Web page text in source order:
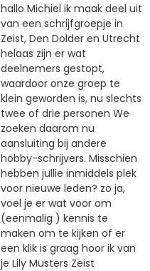
hallo Michiel ik maak deel uit
van een schrijfgroepje in
Zeist, Den Dolder en Utrecht
helaas zijn er wat
deelnemers gestopt,
waardoor onze groep te
klein geworden is, nu slechts
twee of drie personen We
zoeken daarom nu
aansluiting bij andere
hobby-schrijvers. Misschien
hebben jullie inmiddels plek
voor nieuwe leden? zo ja,
voel je er wat voor om
(eenmalig ) kennis te
maken om te kijken of er
een klik is graag hoor ik van
je Lily Musters Zeist